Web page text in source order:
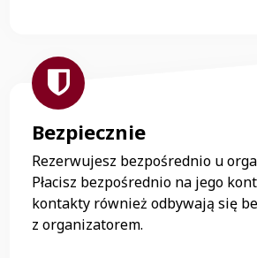
Bezpiecznie
Rezerwujesz bezpośrednio u
Płacisz bezpośrednio na jego
kontakty również odbywają się
z organizatorem.